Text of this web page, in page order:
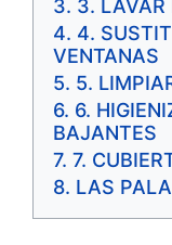
3. LAVAR
4.
VENTANAS
5.
6.
BAJANTES
7.
LAS